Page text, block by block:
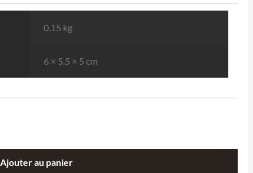
0.15 kg
6 × 5.5 × 5 cm
Ajouter au panier